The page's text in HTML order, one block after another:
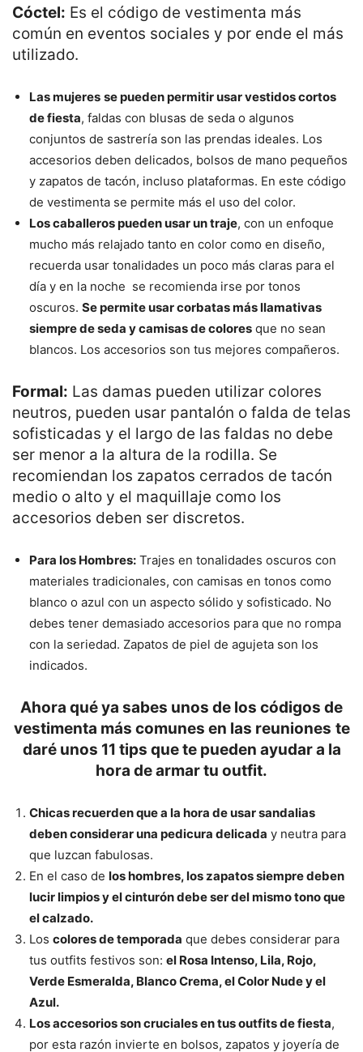
Cóctel: Es el código de vestimenta más
común en eventos sociales y por ende el más
utilizado.
Las mujeres se pueden permitir usar vestidos cortos
de fiesta, faldas con blusas de seda o algunos
conjuntos de sastrería son las prendas ideales. Los
accesorios deben delicados, bolsos de mano pequeños
y zapatos de tacón, incluso plataformas. En este código
de vestimenta se permite más el uso del color.
Los caballeros pueden usar un traje, con un enfoque
mucho más relajado tanto en color como en diseño,
recuerda usar tonalidades un poco más claras para el
día y en la noche se recomienda irse por tonos
oscuros. Se permite usar corbatas más llamativas
siempre de seda y camisas de colores que no sean
blancos. Los accesorios son tus mejores compañeros.
Formal: Las damas pueden utilizar colores
neutros, pueden usar pantalón o falda de telas
sofisticadas y el largo de las faldas no debe
ser menor a la altura de la rodilla. Se
recomiendan los zapatos cerrados de tacón
medio o alto y el maquillaje como los
accesorios deben ser discretos.
Para los Hombres: Trajes en tonalidades oscuros con
materiales tradicionales, con camisas en tonos como
blanco o azul con un aspecto sólido y sofisticado. No
debes tener demasiado accesorios para que no rompa
con la seriedad. Zapatos de piel de agujeta son los
indicados.
Ahora qué ya sabes unos de los códigos de
vestimenta más comunes en las reuniones te
daré unos 11 tips que te pueden ayudar a la
hora de armar tu outfit.
Chicas recuerden que a la hora de usar sandalias
deben considerar una pedicura delicada y neutra para
que luzcan fabulosas.
En el caso de los hombres, los zapatos siempre deben
lucir limpios y el cinturón debe ser del mismo tono que
el calzado.
Los colores de temporada que debes considerar para
tus outfits festivos son: el Rosa Intenso, Lila, Rojo,
Verde Esmeralda, Blanco Crema, el Color Nude y el
Azul.
Los accesorios son cruciales en tus outfits de fiesta,
por esta razón invierte en bolsos, zapatos y joyería de